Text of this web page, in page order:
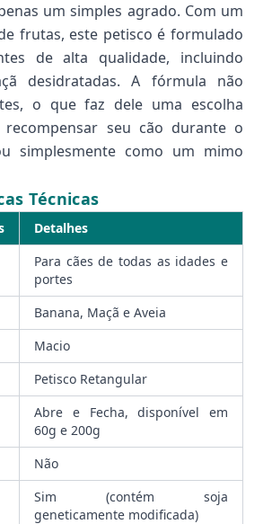
um simples agrado. Com um
frutas, este petisco é formulado
de alta qualidade, incluindo
desidratadas. A fórmula não
o que faz dele uma escolha
recompensar seu cão durante o
simplesmente como um mimo
Técnicas
Detalhes
Para cães de todas as idades e
portes
Banana, Maçã e Aveia
Macio
Petisco Retangular
Abre e Fecha, disponível em
60g e 200g
Não
Sim (contém soja
geneticamente modificada)